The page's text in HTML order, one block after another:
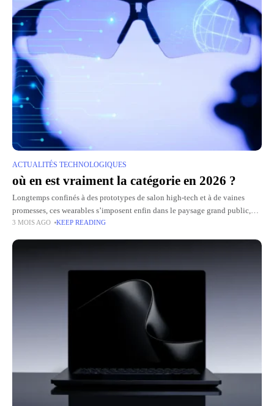
ACTUALITÉS TECHNOLOGIQUES
où en est vraiment la catégorie en 2026 ?
Longtemps confinés à des prototypes de salon high-tech et à de vaines
promesses, ces wearables s’imposent enfin dans le paysage grand public,
portés par les progrès des assistants vocaux, de
3 MOIS AGO KEEP READING